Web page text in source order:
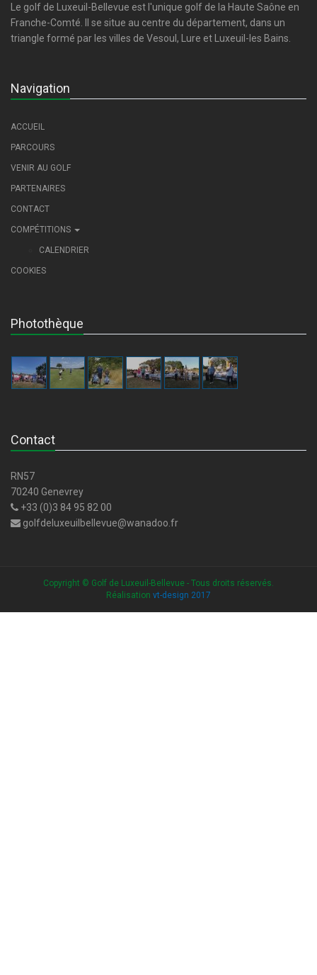
Le golf de Luxeuil-Bellevue est l'unique golf de la Haute Saône en
Franche-Comté. Il se situe au centre du département, dans un
triangle formé par les villes de Vesoul, Lure et Luxeuil-les Bains.
Navigation
ACCUEIL
PARCOURS
VENIR AU GOLF
PARTENAIRES
CONTACT
COMPÉTITIONS
CALENDRIER
COOKIES
Photothèque
Contact
RN57
70240 Genevrey
+33 (0)3 84 95 82 00
golfdeluxeuilbellevue@wanadoo.fr
Copyright © Golf de Luxeuil-Bellevue - Tous droits réservés.
Réalisation vt-design 2017